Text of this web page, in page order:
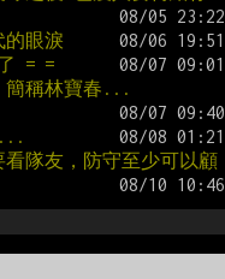
的眼淚
= =
簡稱林寶春...
...
隊友，防守至少可以顧